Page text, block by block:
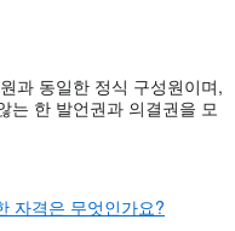
과 동일한 정식 구성원이며,
는 한 발언권과 의결권을 모
자격은 무엇인가요?